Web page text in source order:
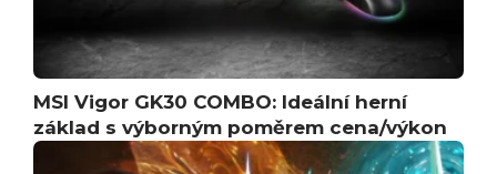
MSI Vigor GK30 COMBO: Ideální herní
základ s výborným poměrem cena/výkon